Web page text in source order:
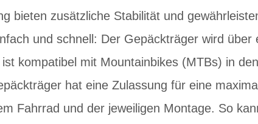
bieten zusätzliche Stabilität und
und schnell: Der Gepäckträger wird über
kompatibel mit Mountainbikes (MTBs) in
hat eine Zulassung für eine
Fahrrad und der jeweiligen Montage. So